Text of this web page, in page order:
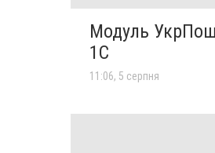
Модуль
1C
11:06, 5 серпня